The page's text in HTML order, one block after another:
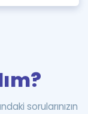
sorularınızın